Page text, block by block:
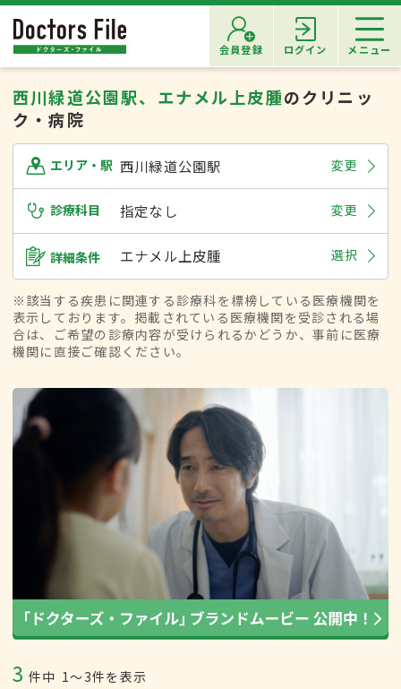
会員登録 ログイン メニュー
西川緑道公園駅、エナメル上皮腫のクリニッ
ク・病院
エリア・駅 西川緑道公園駅 変更
診療科目 指定なし 変更
詳細条件 エナメル上皮腫 選択
※該当する疾患に関連する診療科を標榜している医療機関を
表示しております。掲載されている医療機関を受診される場
合は、ご希望の診療内容が受けられるかどうか、事前に医療
機関に直接ご確認ください。
3 件中 1〜3件を表示